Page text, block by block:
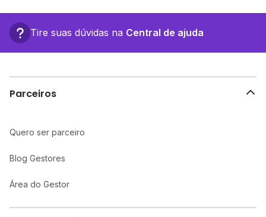
Nova Erechim, 03 - Manaus - AM.
Tire suas dúvidas na Central de ajuda
Parceiros
Quero ser parceiro
Blog Gestores
Área do Gestor